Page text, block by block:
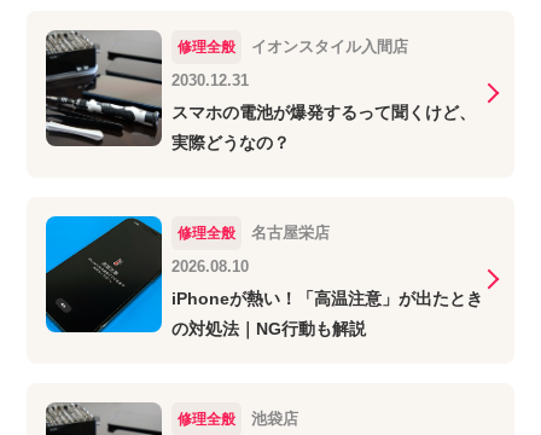
修理全般
イオンスタイル入間店
2030.12.31
スマホの電池が爆発するって聞くけど、
実際どうなの？
修理全般
名古屋栄店
2026.08.10
iPhoneが熱い！「高温注意」が出たとき
の対処法｜NG行動も解説
修理全般 池袋店